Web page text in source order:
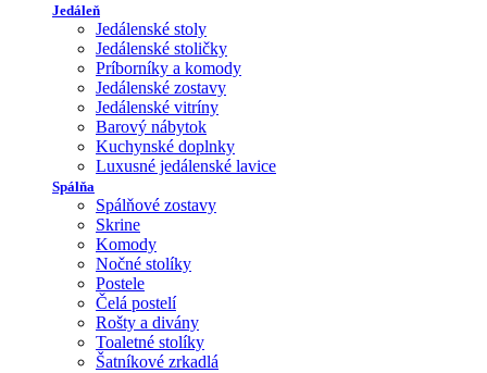
Jedáleň
Jedálenské stoly
Jedálenské stoličky
Príborníky a komody
Jedálenské zostavy
Jedálenské vitríny
Barový nábytok
Kuchynské doplnky
Luxusné jedálenské lavice
Spálňa
Spálňové zostavy
Skrine
Komody
Nočné stolíky
Postele
Čelá postelí
Rošty a divány
Toaletné stolíky
Šatníkové zrkadlá